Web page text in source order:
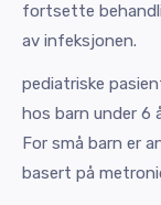
fortsette
av infeksjonen.
pediatriske
hos barn under 6
For små barn er
basert på